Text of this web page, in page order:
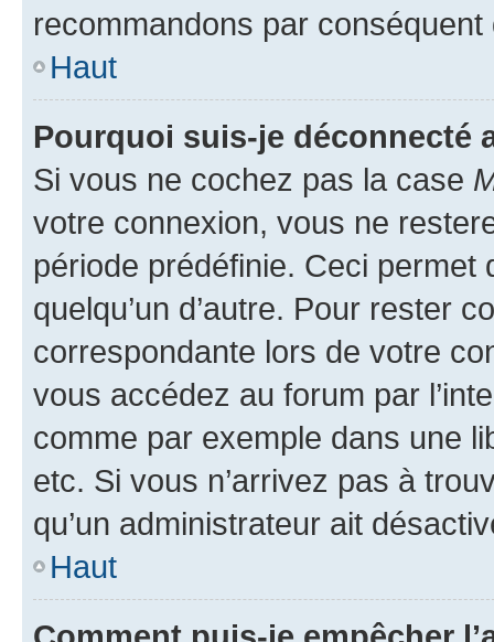
recommandons par conséquent
Haut
Pourquoi suis-je déconnecté
Si vous ne cochez pas la case
votre connexion, vous ne
période prédéfinie. Ceci permet
quelqu’un d’autre. Pour rester
correspondante lors de votre
vous accédez au forum par
comme par exemple dans une
etc. Si vous n’arrivez pas à
qu’un administrateur ait
Haut